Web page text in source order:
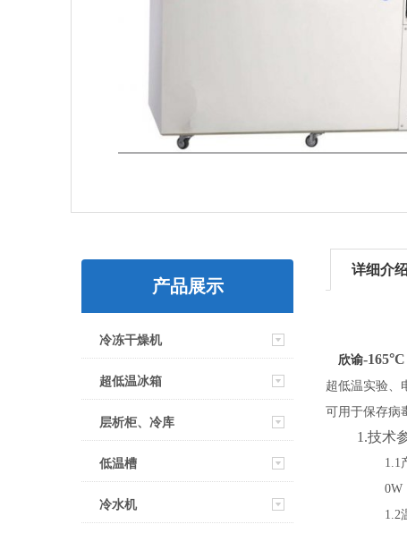
产品展示
冷冻干燥机
超低温冰箱
层析柜、冷库
低温槽
冷水机
详细介
欣谕-165°C
超低温实验、
可用于保存病
1.技术
1.1
0W
1.2